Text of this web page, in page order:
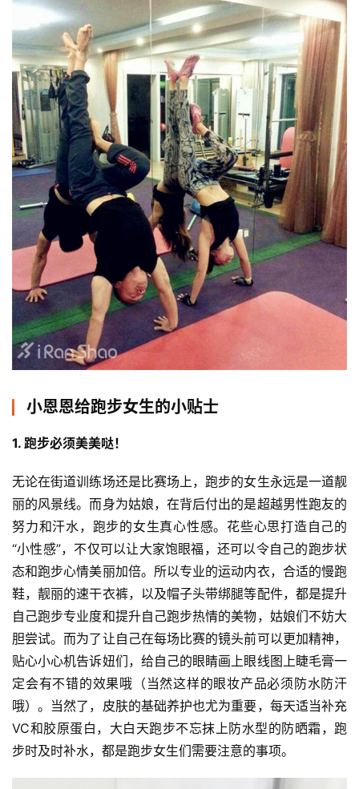
小恩恩给跑步女生的小贴士
1. 跑步必须美美哒！
无论在街道训练场还是比赛场上，跑步的女生永远是一道靓
丽的风景线。而身为姑娘，在背后付出的是超越男性跑友的
努力和汗水，跑步的女生真心性感。花些心思打造自己的
“小性感”，不仅可以让大家饱眼福，还可以令自己的跑步状
态和跑步心情美丽加倍。所以专业的运动内衣，合适的慢跑
鞋，靓丽的速干衣裤，以及帽子头带绑腿等配件，都是提升
自己跑步专业度和提升自己跑步热情的美物，姑娘们不妨大
胆尝试。而为了让自己在每场比赛的镜头前可以更加精神，
贴心小心机告诉妞们，给自己的眼睛画上眼线图上睫毛膏一
定会有不错的效果哦（当然这样的眼妆产品必须防水防汗
哦）。当然了，皮肤的基础养护也尤为重要，每天适当补充
VC和胶原蛋白，大白天跑步不忘抹上防水型的防晒霜，跑
步时及时补水，都是跑步女生们需要注意的事项。